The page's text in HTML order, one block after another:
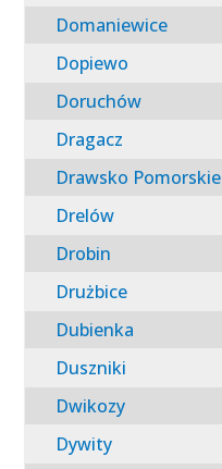
Domaniewice
Dopiewo
Doruchów
Dragacz
Drawsko Pomorskie
Drelów
Drobin
Drużbice
Dubienka
Duszniki
Dwikozy
Dywity